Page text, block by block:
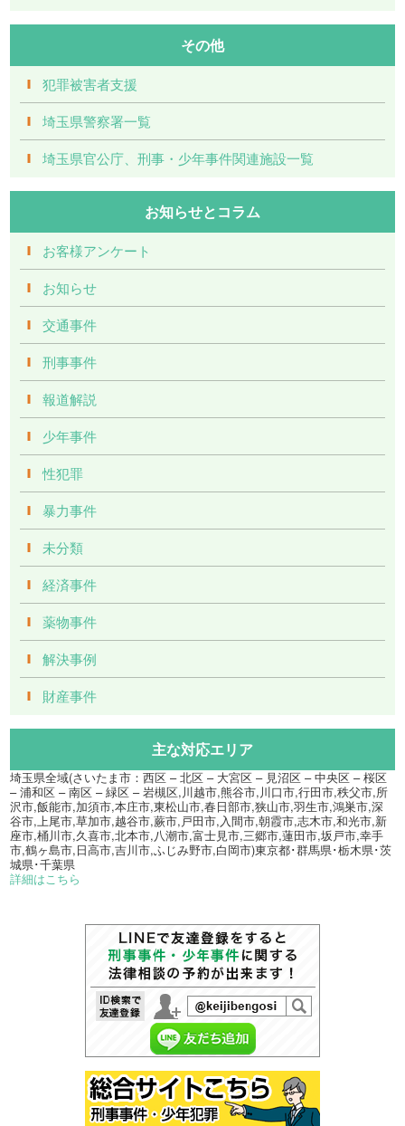
その他
犯罪被害者支援
埼玉県警察署一覧
埼玉県官公庁、刑事・少年事件関連施設一覧
お知らせとコラム
お客様アンケート
お知らせ
交通事件
刑事事件
報道解説
少年事件
性犯罪
暴力事件
未分類
経済事件
薬物事件
解決事例
財産事件
主な対応エリア
埼玉県全域(さいたま市：西区 – 北区 – 大宮区 – 見沼区 – 中央区 – 桜区
– 浦和区 – 南区 – 緑区 – 岩槻区,川越市,熊谷市,川口市,行田市,秩父市,所
沢市,飯能市,加須市,本庄市,東松山市,春日部市,狭山市,羽生市,鴻巣市,深
谷市,上尾市,草加市,越谷市,蕨市,戸田市,入間市,朝霞市,志木市,和光市,新
座市,桶川市,久喜市,北本市,八潮市,富士見市,三郷市,蓮田市,坂戸市,幸手
市,鶴ヶ島市,日高市,吉川市,ふじみ野市,白岡市)東京都･群馬県･栃木県･茨
城県･千葉県
詳細はこちら